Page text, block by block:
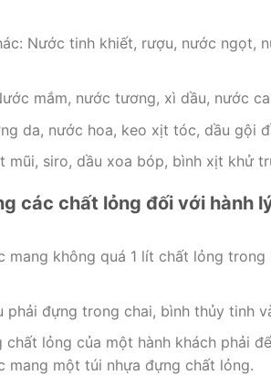
Nước tinh khiết, rượu, nước ngọt,
mắm, nước tương, xì dầu, nước
da, nước hoa, keo xịt tóc, dầu gội
mũi, siro, dầu xoa bóp, bình xịt khử
các chất lỏng đối với hành
mang không quá 1 lít chất lỏng
phải đựng trong chai, bình thủy tinh
chất lỏng của một hành khách phải
mang một túi nhựa đựng chất lỏng.